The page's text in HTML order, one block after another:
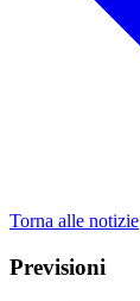
Torna alle notizie
Previsioni